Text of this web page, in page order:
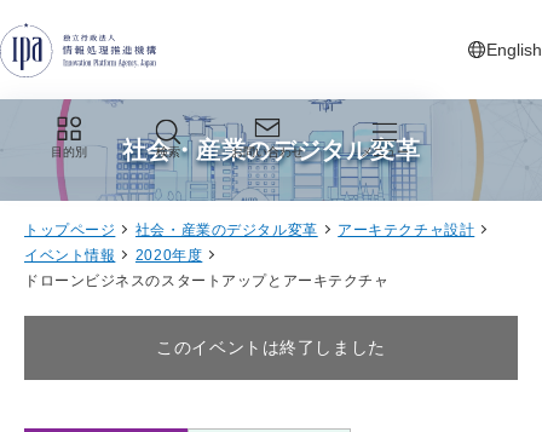
English
新しいタ
目的別 検索 お問い合わせ メニュー
社会・産業のデジタル変革
トップページ 社会・産業のデジタル変革
アーキテクチャ設計
イベント情報
2020年度
ドローンビジネスのスタートアップとアーキテクチャ
このイベントは終了しました